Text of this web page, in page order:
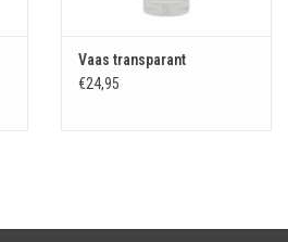
Vaas transparant
€24,95